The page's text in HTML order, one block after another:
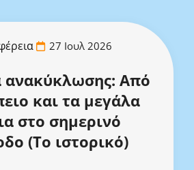
27 Ιουλ 2026
ανακύκλωσης: Από
και τα μεγάλα
στο σημερινό
(Το ιστορικό)